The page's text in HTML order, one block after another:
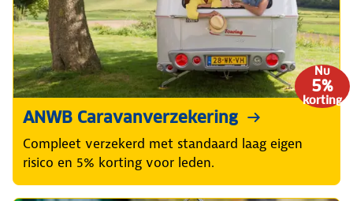
Nu
5%
korting
ANWB Caravanverzekering
Compleet verzekerd met standaard laag eigen
risico en 5% korting voor leden.